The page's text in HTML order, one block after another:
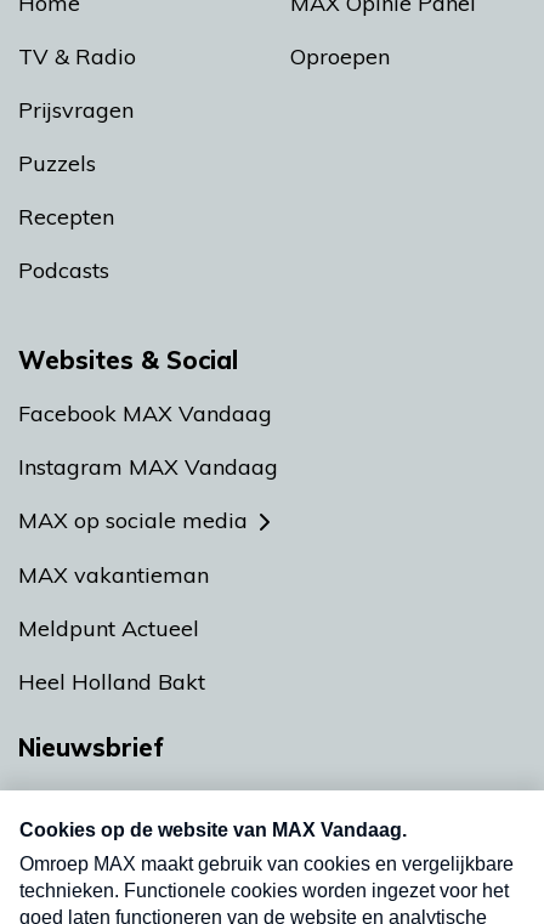
TV & Radio
Prijsvragen
Puzzels
Recepten
Podcasts
Oproepen
Websites & Social
Facebook MAX Vandaag
Instagram MAX Vandaag
MAX op sociale media
MAX vakantieman
Meldpunt Actueel
Heel Holland Bakt
Nieuwsbrief
nieuwsbrief. Elke vrijdag- en dinsdagochtend in
uw mailbox.
Verzend